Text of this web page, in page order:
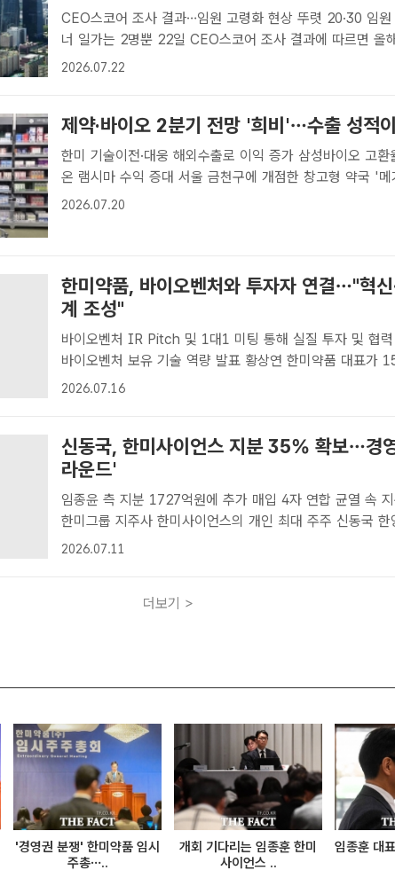
CEO스코어 조사 결과…임원 고령화 현상 뚜렷 20·30 임
너 일가는 2명뿐 22일 CEO스코어 조사 결과에 따르면 올해 1분기 기준 시
총 상위 100대 기업의 임원 평균 연령은 54.2세다. /더팩트
2026.07.22
제약·바이오 2분기 전망 '희비'…수출 성적
한미 기술이전·대웅 해외수출로 이익 증가 삼성바이오 고환
온 램시마 수익 증대 서울 금천구에 개점한 창고형 약국 '메가팩토리 2호
점'에서 지난 2월 3일 소비자들이 약을 쇼핑하고 있다. /조성
2026.07.20
한미약품, 바이오벤처와 투자자 연결…"혁신
계 조성"
바이오벤처 IR Pitch 및 1대1 미팅 통해 실질 투자 및 협
바이오벤처 보유 기술 역량 발표 황상연 한미약품 대표가 15일 열린 '한미·
키움 바이오 이노베이션 데이'에서 축사를 하고 있다. /한미
2026.07.16
신동국, 한미사이언스 지분 35% 확보…경
라운드'
임종윤 측 지분 1727억원에 추가 매입 4자 연합 균열 속
한미그룹 지주사 한미사이언스의 개인 최대 주주 신동국 한
창업주 장남 김종윤 코리그룹 회장 측 지분을 추가 매입하
2026.07.11
더보기 >
'경영권 분쟁' 한미약품 임시
주총…..
개회 기다리는 임종훈 한미
사이언스 ..
임종훈 대